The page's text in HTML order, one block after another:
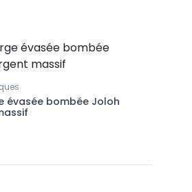
évasée bombée Joloh